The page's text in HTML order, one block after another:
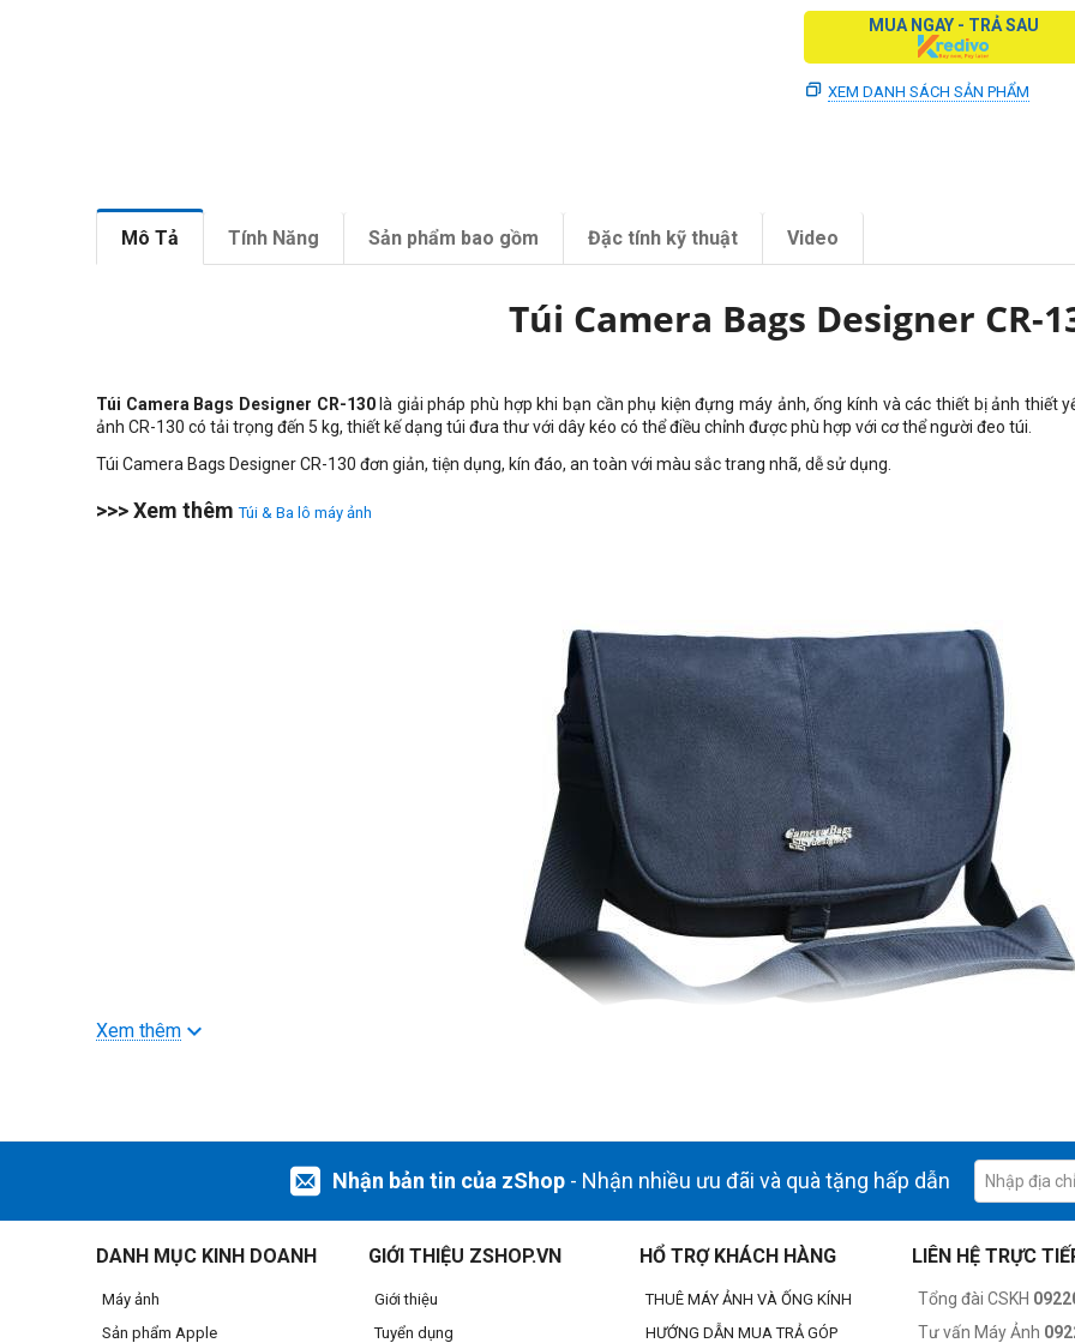
MUA NGAY - TRẢ SAU
XEM DANH SÁCH SẢN PHẨM
Mô Tả Tính Năng Sản phẩm bao gồm Đặc tính kỹ thuật Video
Túi Camera Bags Designer CR-
Túi Camera Bags Designer CR-130 là giải pháp phù hợp khi bạn cần phụ kiện đựng máy ảnh, ống kính và các thiết bị ảnh thiết
ảnh CR-130 có tải trọng đến 5 kg, thiết kế dạng túi đưa thư với dây kéo có thể điều chỉnh được phù hợp với cơ thể người đeo túi.
Túi Camera Bags Designer CR-130 đơn giản, tiện dụng, kín đáo, an toàn với màu sắc trang nhã, dễ sử dụng.
>>> Xem thêmTúi & Ba lô máy ảnh
Xem thêm
Nhận bản tin của zShop - Nhận nhiều ưu đãi và quà tặng hấp dẫn
DANH MỤC KINH DOANH
Máy ảnh
Sản phẩm Apple
GIỚI THIỆU ZSHOP.VN
Giới thiệu
Tuyển dụng
HỔ TRỢ KHÁCH HÀNG
THUÊ MÁY ẢNH VÀ ỐNG KÍNH
HƯỚNG DẪN MUA TRẢ GÓP
LIÊN HỆ TRỰC
Tổng đài CSKH
Tư vấn Máy Ảnh